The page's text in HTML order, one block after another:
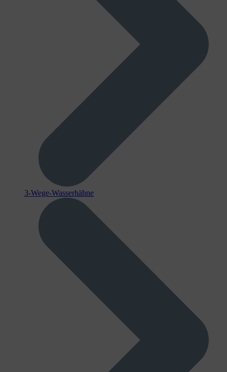
3-Wege-Wasserhähne